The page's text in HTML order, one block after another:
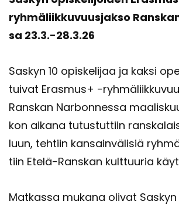
ryhmäliikkuvuusjakso
sa 23.3.-28.3.26
Sas­kyn 10 opis­ke­li­jaa ja kaksi
tui­vat Eras­mus+ -​
Rans­kan Nar­bon­nes­sa
kon ai­ka­na tu­tus­tut­tiin
luun, teh­tiin kan­sain­vä­li­siä
tiin Etelä-​Ranskan kult­tuu­ria
Mat­kas­sa mu­ka­na oli­vat